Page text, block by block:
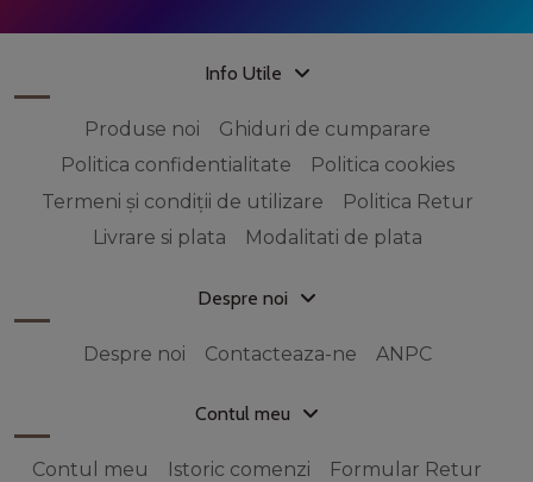
Info Utile
Produse noi
Ghiduri de cumparare
Politica confidentialitate
Politica cookies
Termeni și condiții de utilizare
Politica Retur
Livrare si plata
Modalitati de plata
Despre noi
Despre noi Contacteaza-ne ANPC
Contul meu
Contul meu Istoric comenzi Formular Retur